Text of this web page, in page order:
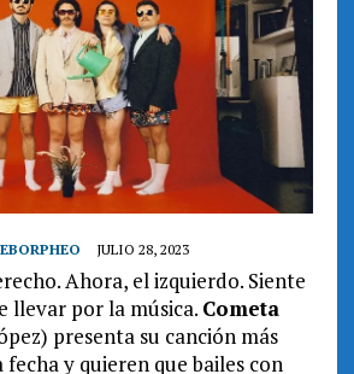
JULIO 28, 2023
Ahora, el izquierdo. Siente
llevar por la música. Cometa
presenta su canción más
y quieren que bailes con